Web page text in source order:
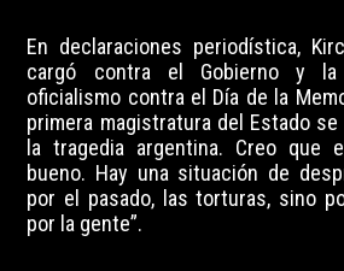
En declaraciones periodística,
cargó contra el Gobierno y la
oficialismo contra el Día de la
primera magistratura del Estado
la tragedia argentina. Creo que
bueno. Hay una situación de
por el pasado, las torturas, sino
por la gente”.